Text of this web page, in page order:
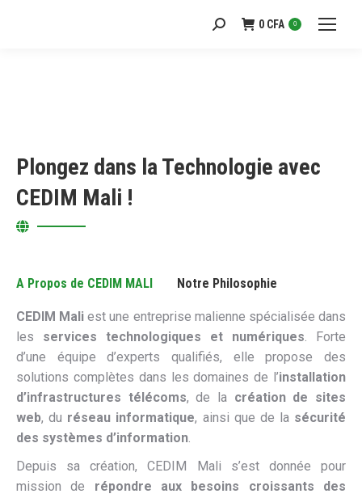
Recherche
0 CFA 0
Plongez dans la Technologie avec
CEDIM Mali !
A Propos de CEDIM MALI Notre Philosophie
CEDIM Mali est une entreprise malienne spécialisée dans
les services technologiques et numériques. Forte
d’une équipe d’experts qualifiés, elle propose des
solutions complètes dans les domaines de l’installation
d’infrastructures télécoms, de la création de sites
web, du réseau informatique, ainsi que de la sécurité
des systèmes d’information.
Depuis sa création, CEDIM Mali s’est donnée pour
mission de répondre aux besoins croissants des